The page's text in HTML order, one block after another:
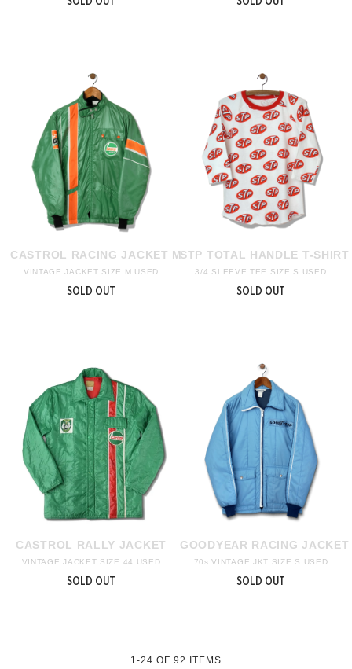
CASTROL RACING JACKET M
VINTAGE JACKET SIZE M USED
SOLD OUT
STP TOTAL HANDLE T-SHIRT
3/4 SLEEVE TEE SIZE S USED
SOLD OUT
CASTROL RALLY JACKET
VINTAGE JACKET SIZE 44 USED
SOLD OUT
GOODYEAR RACING JACKET
70s VINTAGE JKT SIZE S USED
SOLD OUT
1-24 OF 92 ITEMS